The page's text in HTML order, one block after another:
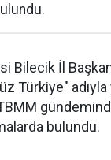
Bilecik İl
Türkiye"
bulundu.